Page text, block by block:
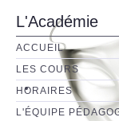
L'Académie
ACCUEIL
LES COURS
HORAIRES
L'ÉQUIPE